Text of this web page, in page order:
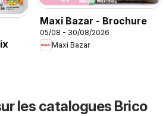
Maxi Bazar - Brochure
05/08 - 30/08/2026
Maxi Bazar
les catalogues Brico